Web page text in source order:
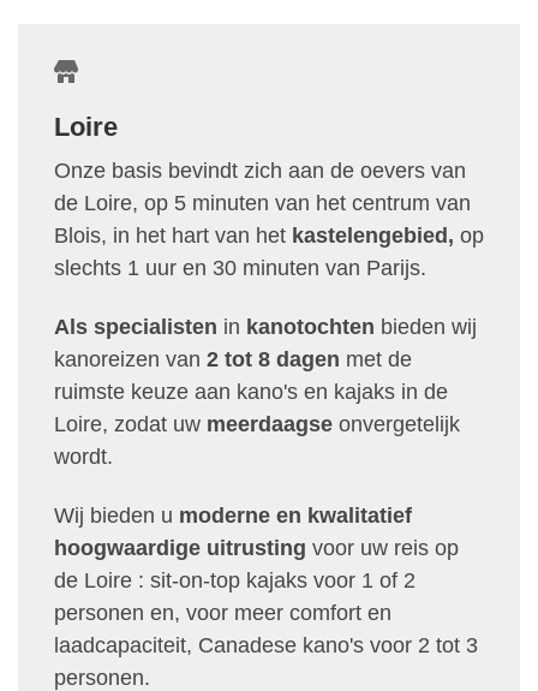
Loire
Onze basis bevindt zich aan de oevers van
de Loire, op 5 minuten van het centrum van
Blois, in het hart van het kastelengebied, op
slechts 1 uur en 30 minuten van Parijs.
Als specialisten in kanotochten bieden wij
kanoreizen van 2 tot 8 dagen met de
ruimste keuze aan kano's en kajaks in de
Loire, zodat uw meerdaagse onvergetelijk
wordt.
Wij bieden u moderne en kwalitatief
hoogwaardige uitrusting voor uw reis op
de Loire : sit-on-top kajaks voor 1 of 2
personen en, voor meer comfort en
laadcapaciteit, Canadese kano's voor 2 tot 3
personen.